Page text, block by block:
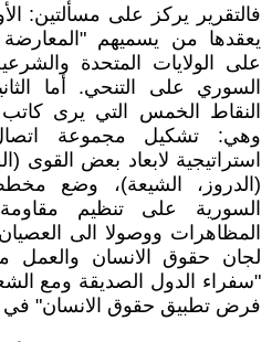
فالتقرير يركز على مسألتين:
يعقدها من يسميهم "المعارضة
على الولايات المتحدة
السوري على التنحي. أما
النقاط الخمس التي يرى كاتب
وهي: تشكيل مجموعة
استراتيجية لابعاد بعض القوى
(الدروز، الشيعة)، وضع
السورية على تنظيم
المظاهرات ووصولا الى
لجان حقوق الانسان والعمل
"سفراء الدول الصديقة ومع
فرض تطبيق حقوق الانسان" في